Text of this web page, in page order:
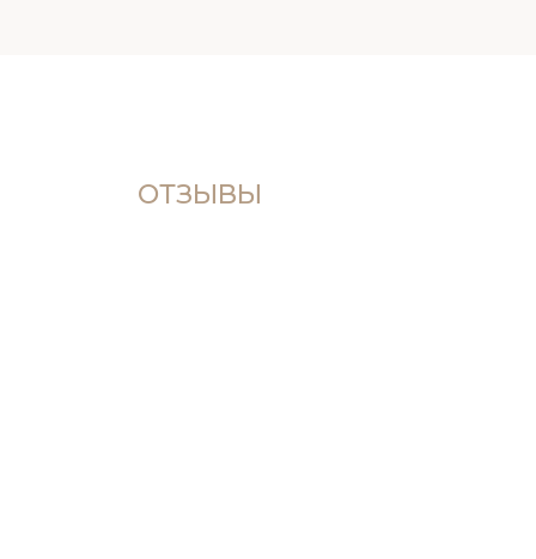
ОТЗЫВЫ